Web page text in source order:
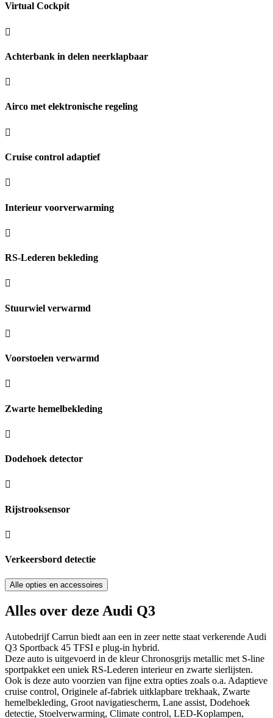
Virtual Cockpit
Achterbank in delen neerklapbaar
Airco met elektronische regeling
Cruise control adaptief
Interieur voorverwarming
RS-Lederen bekleding
Stuurwiel verwarmd
Voorstoelen verwarmd
Zwarte hemelbekleding
Dodehoek detector
Rijstrooksensor
Verkeersbord detectie
Alle opties en accessoires
Alles over deze Audi Q3
Autobedrijf Carrun biedt aan een in zeer nette staat verkerende Audi
Q3 Sportback 45 TFSI e plug-in hybrid.
Deze auto is uitgevoerd in de kleur Chronosgrijs metallic met S-line
sportpakket een uniek RS-Lederen interieur en zwarte sierlijsten.
Ook is deze auto voorzien van fijne extra opties zoals o.a. Adaptieve
cruise control, Originele af-fabriek uitklapbare trekhaak, Zwarte
hemelbekleding, Groot navigatiescherm, Lane assist, Dodehoek
detectie, Stoelverwarming, Climate control, LED-Koplampen,